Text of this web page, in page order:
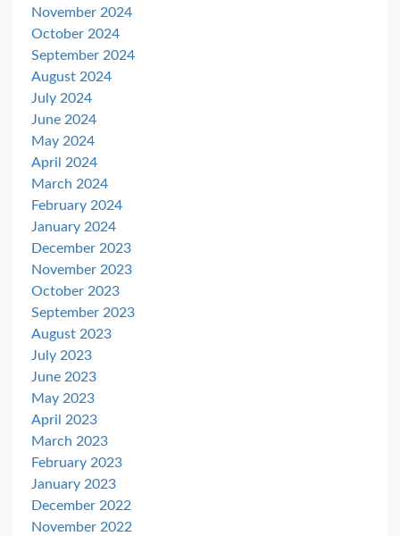
November 2024
October 2024
September 2024
August 2024
July 2024
June 2024
May 2024
April 2024
March 2024
February 2024
January 2024
December 2023
November 2023
October 2023
September 2023
August 2023
July 2023
June 2023
May 2023
April 2023
March 2023
February 2023
January 2023
December 2022
November 2022